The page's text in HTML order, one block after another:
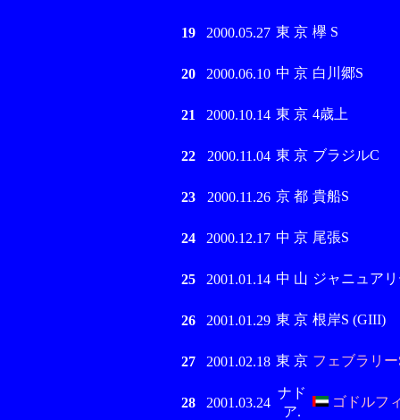
19 2000.05.27 東 京 欅 S
20 2000.06.10 中 京 白川郷S
21 2000.10.14 東 京 4歳上
22 2000.11.04 東 京 ブラジルC
23 2000.11.26 京 都 貴船S
24 2000.12.17 中 京 尾張S
25 2001.01.14 中 山 ジャニュアリ
26 2001.01.29 東 京 根岸S (GIII)
27 2001.02.18 東 京 フェブラリー
28 2001.03.24
ナド
ア.
ゴドルフ